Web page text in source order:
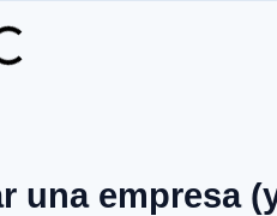
una empresa